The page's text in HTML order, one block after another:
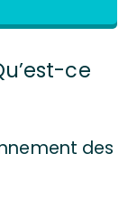
ce
des